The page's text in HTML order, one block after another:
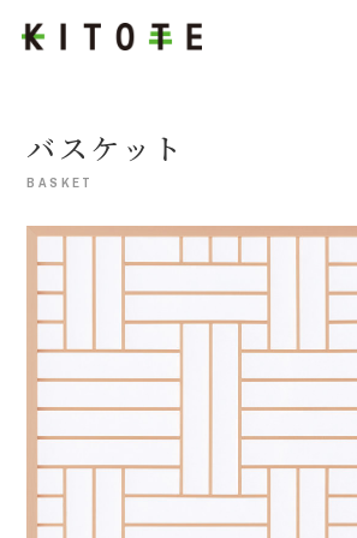
バスケット
BASKET